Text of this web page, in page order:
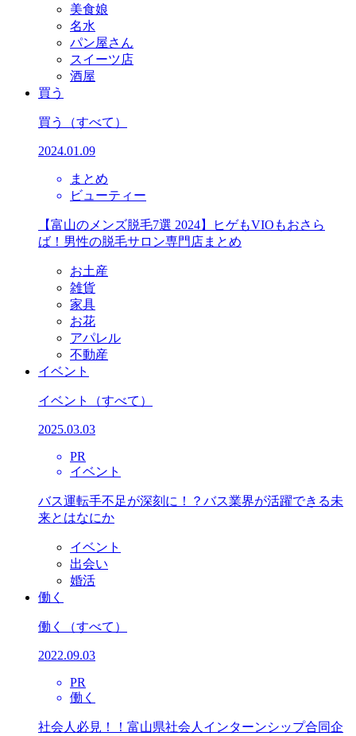
美食娘
名水
パン屋さん
スイーツ店
酒屋
買う
買う （すべて）
2024.01.09
まとめ
ビューティー
【富山のメンズ脱毛7選 2024】ヒゲもVIOもおさら
ば！男性の脱毛サロン専門店まとめ
お土産
雑貨
家具
お花
アパレル
不動産
イベント
イベント （すべて）
2025.03.03
PR
イベント
バス運転手不足が深刻に！？バス業界が活躍できる未
来とはなにか
イベント
出会い
婚活
働く
働く （すべて）
2022.09.03
PR
働く
社会人必見！！富山県社会人インターンシップ合同企